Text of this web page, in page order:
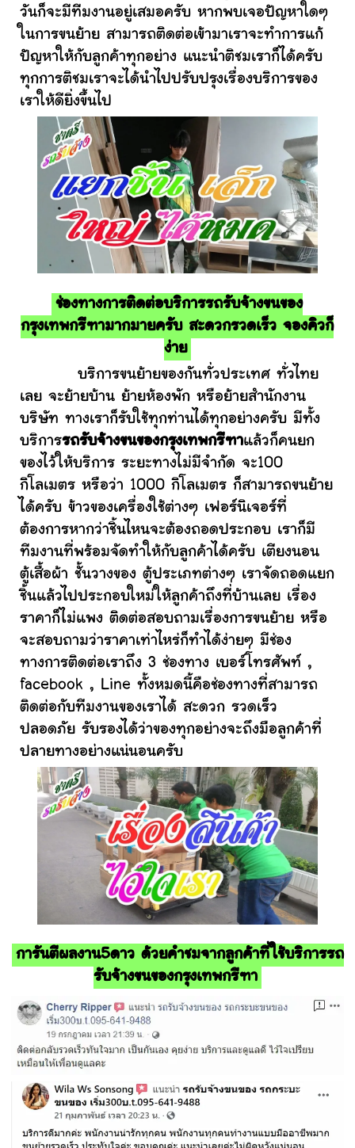
วันก็จะมีทีมงานอยู่เสมอครับ หากพบเจอปัญหาใดๆ
ในการขนย้าย สามารถติดต่อเข้ามาเราจะทำการแก้
ปัญหาให้กับลูกค้าทุกอย่าง แนะนำติชมเราก็ได้ครับ
ทุกการติชมเราจะได้นำไปปรับปรุงเรื่องบริการของ
เราให้ดียิ่งขึ้นไป
ช่องทางการติดต่อบริการรถรับจ้างขนของ
กรุงเทพกรีฑามากมายครับ สะดวกรวดเร็ว จองคิวก็
ง่าย
บริการขนย้ายของกันทั่วประเทศ ทั่วไทย
เลย จะย้ายบ้าน ย้ายห้องพัก หรือย้ายสำนักงาน
บริษัท ทางเราก็รับใช้ทุกท่านได้ทุกอย่างครับ มีทั้ง
บริการรถรับจ้างขนของกรุงเทพกรีฑาแล้วก็คนยก
ของไว้ให้บริการ ระยะทางไม่มีจำกัด จะ100
กิโลเมตร หรือว่า 1000 กิโลเมตร ก็สามารถขนย้าย
ได้ครับ ข้าวของเครื่องใช้ต่างๆ เฟอร์นิเจอร์ที่
ต้องการหากว่าชิ้นไหนจะต้องถอดประกอบ เราก็มี
ทีมงานที่พร้อมจัดทำให้กับลูกค้าได้ครับ เตียงนอน
ตู้เสื้อผ้า ชั้นวางของ ตู้ประเภทต่างๆ เราจัดถอดแยก
ชิ้นแล้วไปประกอบใหม่ให้ลูกค้าถึงที่บ้านเลย เรื่อง
ราคาก็ไม่แพง ติดต่อสอบถามเรื่องการขนย้าย หรือ
จะสอบถามว่าราคาเท่าไหร่ก็ทำได้ง่ายๆ มีช่อง
ทางการติดต่อเราถึง 3 ช่องทาง เบอร์โทรศัพท์ ,
facebook , Line ทั้งหมดนี้คือช่องทางที่สามารถ
ติดต่อกับทีมงานของเราได้ สะดวก รวดเร็ว
ปลอดภัย รับรองได้ว่าของทุกอย่างจะถึงมือลูกค้าที่
ปลายทางอย่างแน่นอนครับ
การันตีผลงาน5ดาว ด้วยคำชมจากลูกค้าที่ใช้บริการรถ
รับจ้างขนของกรุงเทพกรีฑา